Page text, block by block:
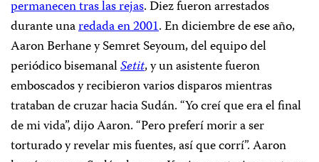
permanecen tras las rejas. Diez fueron arrestados
durante unaredada en 2001. En diciembre de ese año,
Aaron Berhane y Semret Seyoum, del equipo del
periódico bisemanalSetit, y un asistente fueron
emboscados y recibieron varios disparos mientras
trataban de cruzar hacia Sudán. “Yo creí que era el final
de mi vida”, dijo Aaron. “Pero preferí morir a ser
torturado y revelar mis fuentes, así que corrí”. Aaron